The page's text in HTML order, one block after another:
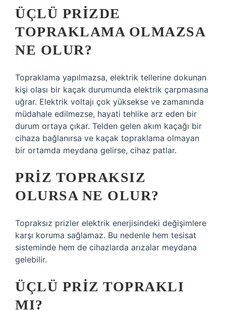
ÜÇLÜ PRIZDE
TOPRAKLAMA OLMAZSA
NE OLUR?
Topraklama yapılmazsa, elektrik tellerine dokunan
kişi olası bir kaçak durumunda elektrik çarpmasına
uğrar. Elektrik voltajı çok yüksekse ve zamanında
müdahale edilmezse, hayati tehlike arz eden bir
durum ortaya çıkar. Telden gelen akım kaçağı bir
cihaza bağlanırsa ve kaçak topraklama olmayan
bir ortamda meydana gelirse, cihaz patlar.
PRIZ TOPRAKSIZ
OLURSA NE OLUR?
Topraksız prizler elektrik enerjisindeki değişimlere
karşı koruma sağlamaz. Bu nedenle hem tesisat
sisteminde hem de cihazlarda arızalar meydana
gelebilir.
ÜÇLÜ PRIZ TOPRAKLI
MI?